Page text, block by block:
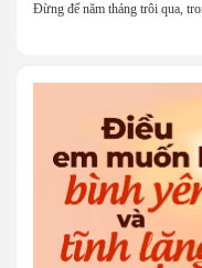
Đừng để năm tháng trôi qua,